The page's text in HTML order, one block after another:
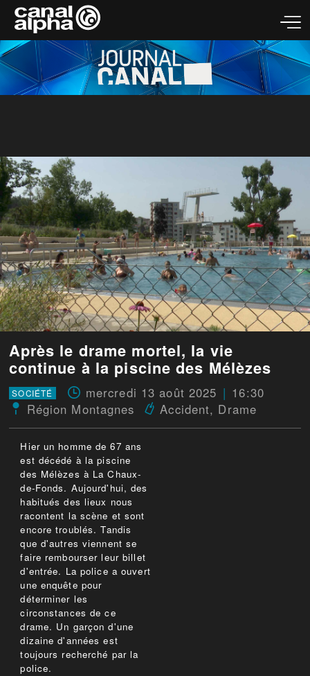
Après le drame mortel, la vie
continue à la piscine des Mélèzes
SOCIÉTÉ mercredi 13 août 2025
16:30
Région Montagnes
Accident, Drame
Hier un homme de 67 ans
est décédé à la piscine
des Mélèzes à La Chaux-
de-Fonds. Aujourd'hui, des
habitués des lieux nous
racontent la scène et sont
encore troublés. Tandis
que d'autres viennent se
faire rembourser leur billet
d'entrée. La police a ouvert
une enquête pour
déterminer les
circonstances de ce
drame. Un garçon d'une
dizaine d'années est
toujours recherché par la
police.